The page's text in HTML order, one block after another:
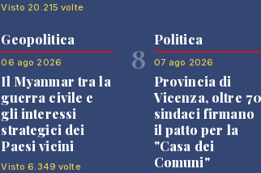
Visto 20.215 volte
Geopolitica
06 ago 2026
Il Myanmar tra la
guerra civile e
gli interessi
strategici dei
Paesi vicini
Visto 6.349 volte
8
Politica
07 ago 2026
Provincia di
Vicenza, oltre
sindaci firmano
il patto per la
"Casa dei
Comuni"